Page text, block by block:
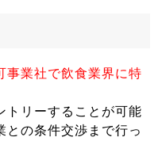
事業社で飲食業界に特
トリーすることが可能
との条件交渉まで行っ